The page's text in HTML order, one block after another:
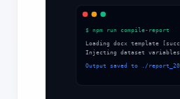
$ npm run compile-report
Loading docx template
Injecting dataset
Output saved to ./